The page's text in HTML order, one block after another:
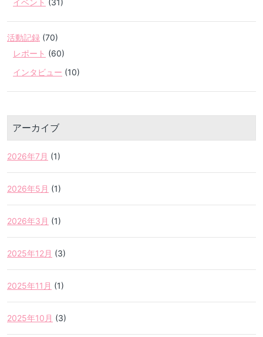
活動記録 (70)
レポート (60)
インタビュー (10)
アーカイブ
2026年7月 (1)
2026年5月 (1)
2026年3月 (1)
2025年12月 (3)
2025年11月 (1)
2025年10月 (3)